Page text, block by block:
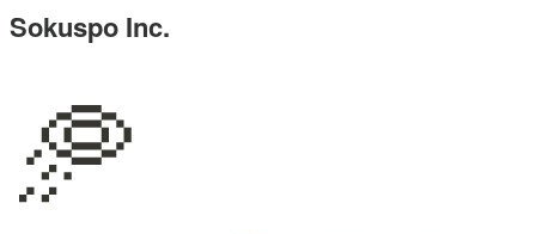
Sokuspo Inc.
🥏